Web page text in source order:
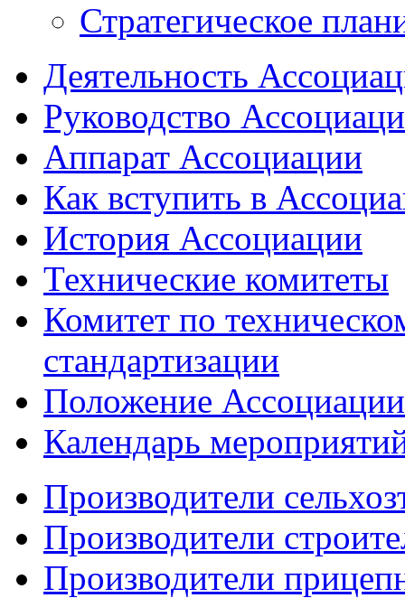
Стратегическое
Деятельность
Руководство
Аппарат Ассоциации
Как вступить в
История Ассоциации
Технические комитеты
Комитет по
стандартизации
Положение
Календарь
Производители
Производители
Производители